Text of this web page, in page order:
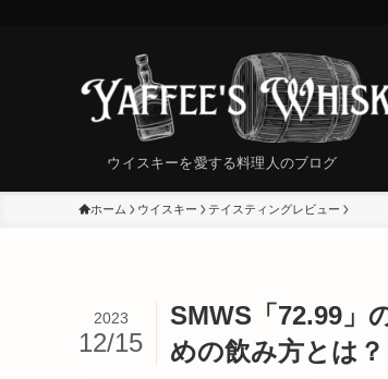
ウイスキーを愛する料理人のブログ
ホーム ウイスキー テイスティングレビュー
SMWS「72.99」
めの飲み方とは？
2023
12/15